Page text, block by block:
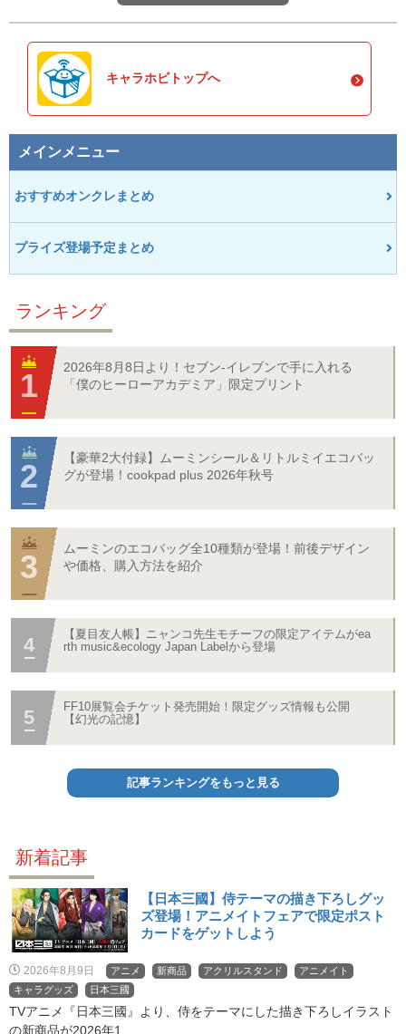
キャラホビトップへ
メインメニュー
おすすめオンクレまとめ
プライズ登場予定まとめ
ランキング
2026年8月8日より！セブン‐イレブンで手に入れる
「僕のヒーローアカデミア」限定プリント
【豪華2大付録】ムーミンシール＆リトルミイエコバッ
グが登場！cookpad plus 2026年秋号
ムーミンのエコバッグ全10種類が登場！前後デザイン
や価格、購入方法を紹介
【夏目友人帳】ニャンコ先生モチーフの限定アイテムがea
rth music&ecology Japan Labelから登場
FF10展覧会チケット発売開始！限定グッズ情報も公開
【幻光の記憶】
記事ランキングをもっと見る
新着記事
【日本三國】侍テーマの描き下ろしグッ
ズ登場！アニメイトフェアで限定ポスト
カードをゲットしよう
2026年8月9日 アニメ 新商品 アクリルスタンド
アニメイト
キャラグッズ
日本三國
TVアニメ『日本三國』より、侍をテーマにした描き下ろしイラスト
の新商品が2026年1...